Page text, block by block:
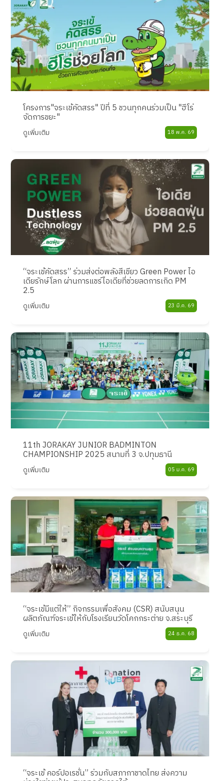
โครงการ"จระเข้คัดสรร" ปีที่ 5 ชวนทุกคนร่วมเป็น "ฮีโร่
จัดการขยะ"
ดูเพิ่มเติม 18 พ.ค. 69
“จระเข้คัดสรร” ร่วมส่งต่อพลังสีเขียว Green Power ไอ
เดียรักษ์โลก ผ่านการแชร์ไอเดียที่ช่วยลดการเกิด PM
2.5
ดูเพิ่มเติม 23 มี.ค. 69
11th JORAKAY JUNIOR BADMINTON
CHAMPIONSHIP 2025 สนามที่ 3 จ.ปทุมธานี
ดูเพิ่มเติม 05 ม.ค. 69
“จระเข้มีแต่ให้” กิจกรรมเพื่อสังคม (CSR) สนับสนุน
ผลิตภัณฑ์จระเข้ให้กับโรงเรียนวัดโคกกระต่าย จ.สระบุรี
ดูเพิ่มเติม 24 ธ.ค. 68
“จระเข้ คอร์ปอเรชั่น” ร่วมกับสภากาชาดไทย ส่งความ